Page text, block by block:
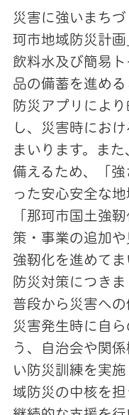
災害に強いまち
珂市地域防災計
飲料水及び簡易
品の備蓄を進め
防災アプリによ
し、災害時にお
まいります。ま
備えるため、「
った安心安全な
「那珂市国土強
策・事業の追加
強靭化を進めてま
防災対策につき
普段から災害への
災害発生時に自
う、自治会や関
い防災訓練を実
域防災の中核を